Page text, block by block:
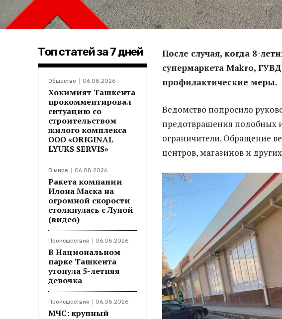
Топ статей за 7 дней
Общество 06.08.2026
Хокимият Ташкента
прокомментировал
ситуацию со
строительством
жилого комплекса
ООО «ORIGINAL
LYUKS SERVIS»
В мире 06.08.2026
Ракета компании
Илона Маска на
огромной скорости
столкнулась с Луной
(видео)
Происшествия 06.08.2026
В Национальном
парке Ташкента
утонула 5-летняя
девочка
Происшествия 06.08.2026
МЧС: крупный
После случая, когда 8-
супермаркета Makro,
профилактические меры.
Ведомство попросило
предотвращения подобных
ограничители. Обращение
центров, магазинов и